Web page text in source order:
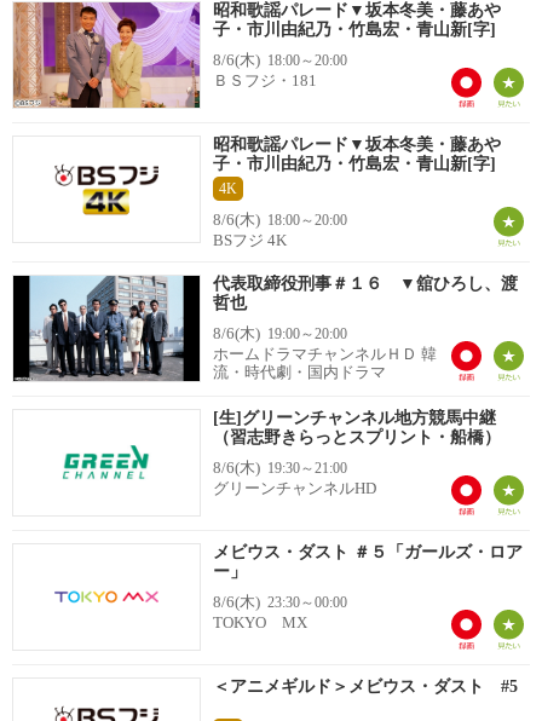
昭和歌謡パレード▼坂本冬美・藤あや
子・市川由紀乃・竹島宏・青山新[字]
8/6(木) 18:00～20:00
ＢＳフジ・181
昭和歌謡パレード▼坂本冬美・藤あや
子・市川由紀乃・竹島宏・青山新[字]
4K
8/6(木) 18:00～20:00
BSフジ 4K
代表取締役刑事＃１６ ▼舘ひろし、渡
哲也
8/6(木) 19:00～20:00
ホームドラマチャンネルＨＤ 韓
流・時代劇・国内ドラマ
[生]グリーンチャンネル地方競馬中継
（習志野きらっとスプリント・船橋）
8/6(木) 19:30～21:00
グリーンチャンネルHD
メビウス・ダスト ＃５「ガールズ・ロア
ー」
8/6(木) 23:30～00:00
TOKYO MX
＜アニメギルド＞メビウス・ダスト #5